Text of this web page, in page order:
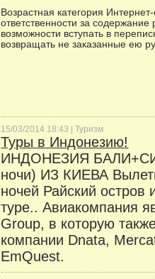
Возрастная категория
ответственности за
возможности вступать в
возвращать не заказанные ею
15/03/2014 18:43 |Туризм
Туры в Индонезию!
ИНДОНЕЗИЯ
ночи) ИЗ КИЕВА
ночей Райский остров
туре.. Авиакомпания
Group, в которую
компании Dnata,
EmQuest.